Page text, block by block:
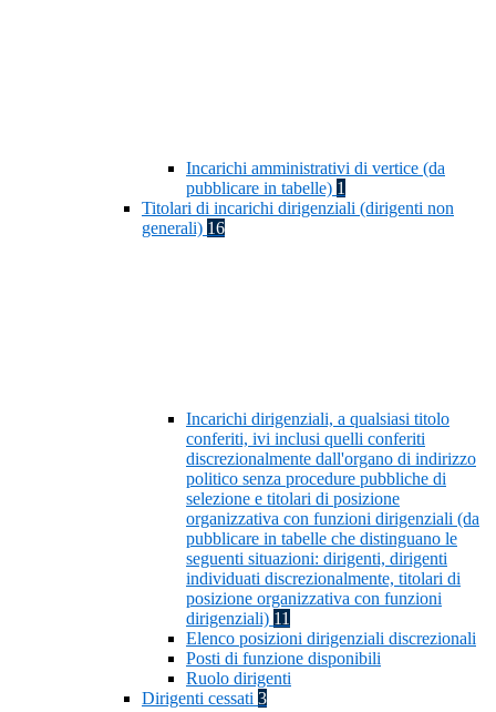
Incarichi amministrativi di vertice (da
pubblicare in tabelle) 1
Titolari di incarichi dirigenziali (dirigenti non
generali) 16
Incarichi dirigenziali, a qualsiasi titolo
conferiti, ivi inclusi quelli conferiti
discrezionalmente dall'organo di indirizzo
politico senza procedure pubbliche di
selezione e titolari di posizione
organizzativa con funzioni dirigenziali (da
pubblicare in tabelle che distinguano le
seguenti situazioni: dirigenti, dirigenti
individuati discrezionalmente, titolari di
posizione organizzativa con funzioni
dirigenziali) 11
Elenco posizioni dirigenziali discrezionali
Posti di funzione disponibili
Ruolo dirigenti
Dirigenti cessati 3